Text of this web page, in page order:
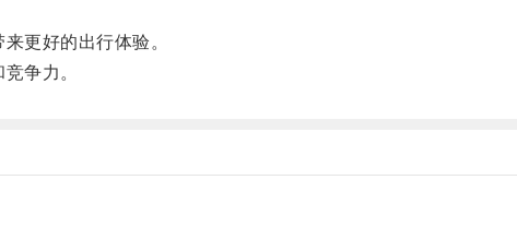
更好的出行体验。
争力。